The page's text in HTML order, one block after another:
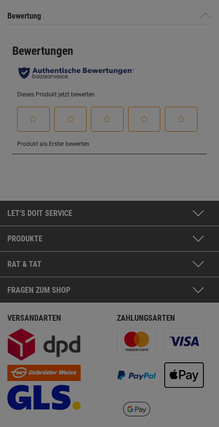
Bewertung
LET'S DOIT SERVICE
PRODUKTE
RAT & TAT
FRAGEN ZUM SHOP
VERSANDARTEN ZAHLUNGSARTEN